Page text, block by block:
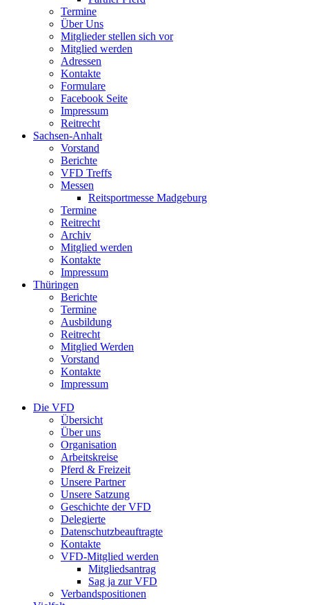
Termine
Über Uns
Mitglieder stellen sich vor
Mitglied werden
Adressen
Kontakte
Formulare
Facebook Seite
Impressum
Reitrecht
Sachsen-Anhalt
Vorstand
Berichte
VFD Treffs
Messen
Reitsportmesse Madgeburg
Termine
Reitrecht
Archiv
Mitglied werden
Kontakte
Impressum
Thüringen
Berichte
Termine
Ausbildung
Reitrecht
Mitglied Werden
Vorstand
Kontakte
Impressum
Die VFD
Übersicht
Über uns
Organisation
Arbeitskreise
Pferd & Freizeit
Unsere Partner
Unsere Satzung
Geschichte der VFD
Delegierte
Datenschutzbeauftragte
Kontakte
VFD-Mitglied werden
Mitgliedsantrag
Sag ja zur VFD
Verbandspositionen